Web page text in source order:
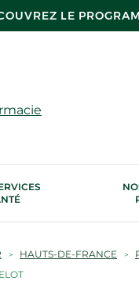
LE
HAUTS-DE-FRANCE